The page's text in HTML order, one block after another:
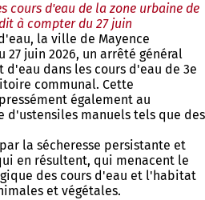
cours d'eau de la zone urbaine de
à compter du 27 juin
la ville de Mayence
juin 2026, un arrêté général
dans les cours d'eau de 3e
communal. Cette
également au
manuels tels que des
la sécheresse persistante et
en résultent, qui menacent le
des cours d'eau et l'habitat
et végétales.